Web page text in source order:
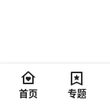
首页 专题